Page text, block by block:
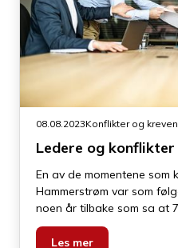
08.08.2023Konflikter og
Ledere og konflikter
En av de momentene som
Hammerstrøm var som
noen år tilbake som sa at
tilbakemeldinger i frykt for
forskere påpekte at
Les mer